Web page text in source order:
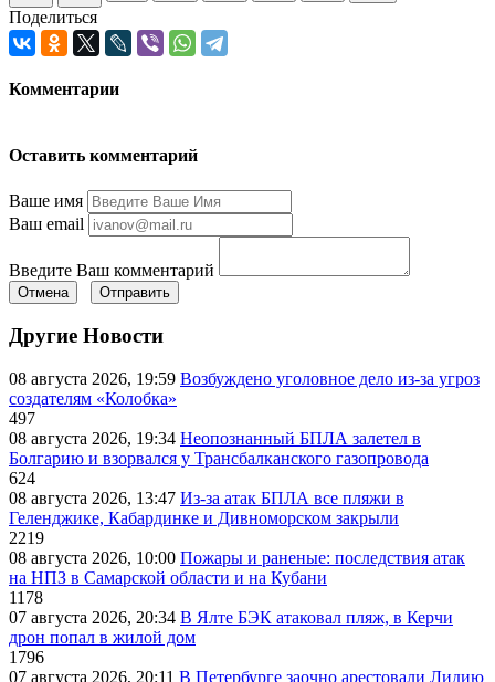
Поделиться
Комментарии
Оставить комментарий
Ваше имя
Ваш email
Введите Ваш комментарий
Отмена Отправить
Другие Новости
08 августа 2026, 19:59 Возбуждено уголовное дело из-за угроз
создателям «Колобка»
497
08 августа 2026, 19:34 Неопознанный БПЛА залетел в
Болгарию и взорвался у Трансбалканского газопровода
624
08 августа 2026, 13:47 Из-за атак БПЛА все пляжи в
Геленджике, Кабардинке и Дивноморском закрыли
2219
08 августа 2026, 10:00 Пожары и раненые: последствия атак
на НПЗ в Самарской области и на Кубани
1178
07 августа 2026, 20:34 В Ялте БЭК атаковал пляж, в Керчи
дрон попал в жилой дом
1796
07 августа 2026, 20:11 В Петербурге заочно арестовали Лидию